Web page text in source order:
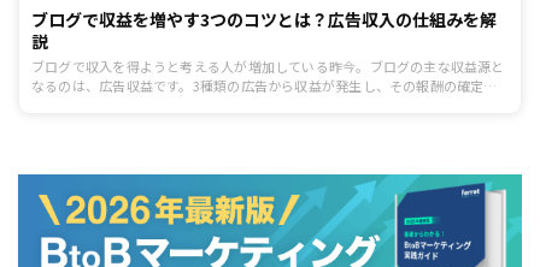
ブログで収益を増やす3つのコツとは？広告収入の仕組みを解
説
ブログで収入を得ようと考える人が増加している昨今。ブログの主な収益源と
なるのは、広告収益です。3種類の広告から収益が発生し、その報酬の確定方